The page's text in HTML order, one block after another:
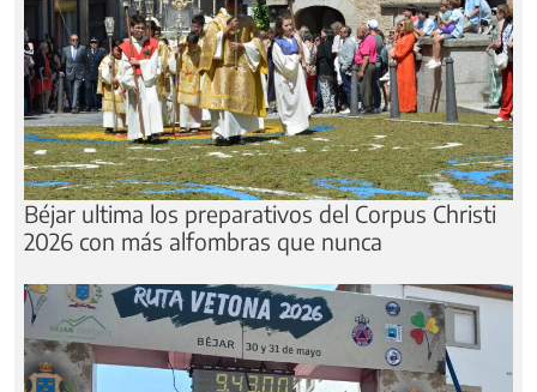
Béjar ultima los preparativos del Corpus Christi
2026 con más alfombras que nunca